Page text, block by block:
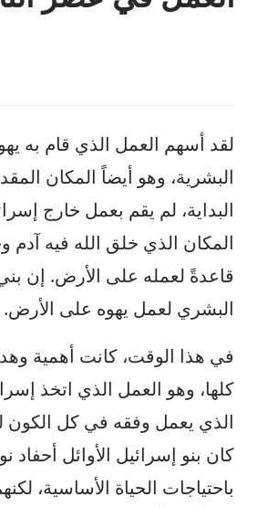
لقد أسهم العمل الذي قام به
البشرية، وهو أيضاً المكان
البداية، لم يقم بعمل خارج
المكان الذي خلق الله فيه
قاعدةً لعمله على الأرض. إن بني
البشري لعمل يهوه على الأرض.
في هذا الوقت، كانت أهمية
كلها، وهو العمل الذي اتخذ
الذي يعمل وفقه في كل الكون
كان بنو إسرائيل الأوائل
باحتياجات الحياة الأساسية،